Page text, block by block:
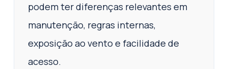
podem ter diferenças relevantes em
manutenção, regras internas,
exposição ao vento e facilidade de
acesso.